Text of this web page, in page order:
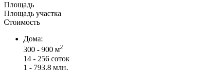
Площадь
Площадь участка
Стоимость
Дома:
300 - 900 м2
14 - 256 соток
1 - 793.8 млн.